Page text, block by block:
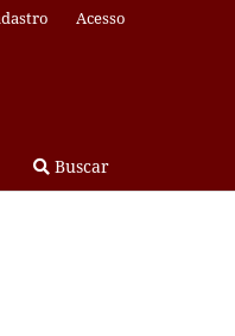
Buscar
Acesso